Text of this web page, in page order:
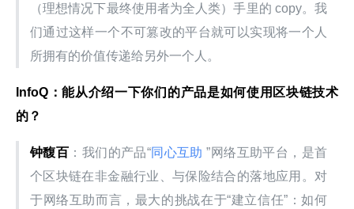
（理想情况下最终使用者为全人类）手里的 copy。我
们通过这样一个不可篡改的平台就可以实现将一个人
所拥有的价值传递给另外一个人。
InfoQ：能从介绍一下你们的产品是如何使用区块链技术
的？
钟馥百 ：我们的产品“同心互助 ”网络互助平台，是首
个区块链在非金融行业、与保险结合的落地应用。对
于网络互助而言，最大的挑战在于“建立信任”：如何